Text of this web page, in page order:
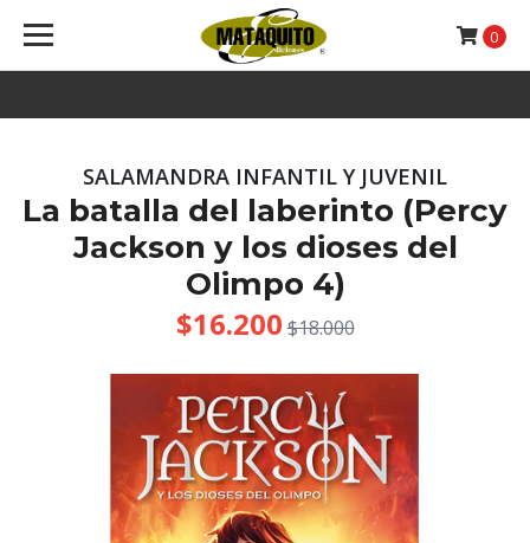
0
SALAMANDRA INFANTIL Y JUVENIL
La batalla del laberinto (Percy
Jackson y los dioses del
Olimpo 4)
$16.200 $18.000